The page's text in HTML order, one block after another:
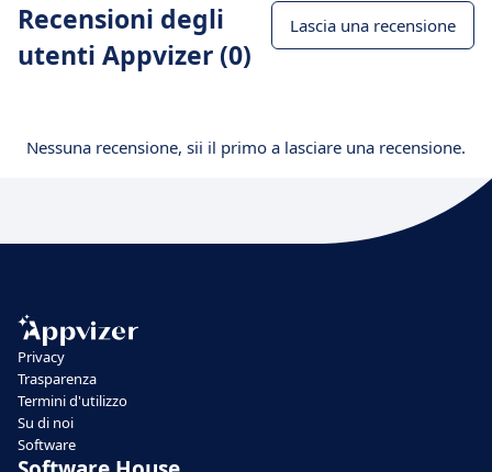
Recensioni degli
utenti Appvizer (0)
Lascia una recensione
Nessuna recensione, sii il primo a lasciare una recensione.
Privacy
Trasparenza
Termini d'utilizzo
Su di noi
Software